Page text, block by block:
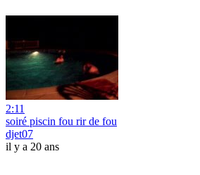
2:11
soiré piscin fou rir de fou
djet07
il y a 20 ans